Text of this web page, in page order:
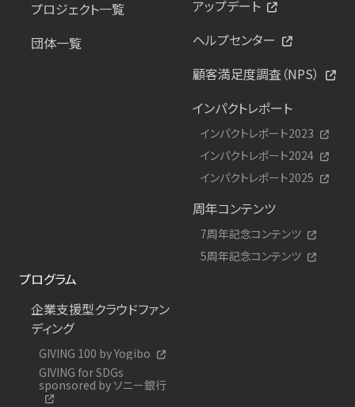
プロジェクト一覧
団体一覧
アップデート
ヘルプセンター
顧客満足度調査（NPS）
インパクトレポート
インパクトレポート2023
インパクトレポート2024
インパクトレポート2025
周年コンテンツ
7周年記念コンテンツ
5周年記念コンテンツ
プログラム
企業支援型クラウドファン
ディング
GIVING 100 by Yogibo
GIVING for SDGs
sponsored by ソニー銀行